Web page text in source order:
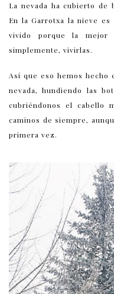
La nevada ha cubierto de
En la Garrotxa la nieve
vivido porque la mejor
simplemente, vivirlas.
Así que eso hemos hecho
nevada, hundiendo las
cubriéndonos el cabello
caminos de siempre,
primera vez.